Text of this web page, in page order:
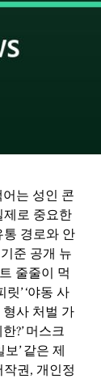
는 성인 콘
제로 중요한
경로와 안
준 공개 뉴
줄줄이 먹
’ ‘야동 사
사 처벌 가
?’ 머스크
’ 같은 제
권, 개인정